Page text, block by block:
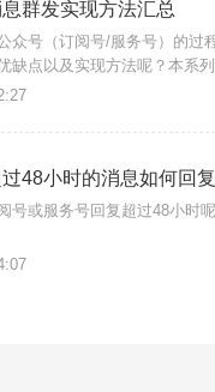
群发实现方法汇总
众号（订阅号/服务号）的过
缺点以及实现方法呢？本系
号消息公众号消息就是类似
48小时的消息如何回
号或服务号回复超过48小时